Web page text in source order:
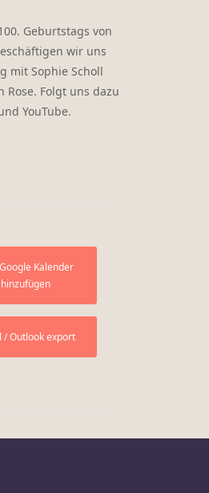
Geburtstags von
wir uns
mit Sophie Scholl
Rose. Folgt uns dazu
YouTube.
Kalender
hinzufügen
/ Outlook export